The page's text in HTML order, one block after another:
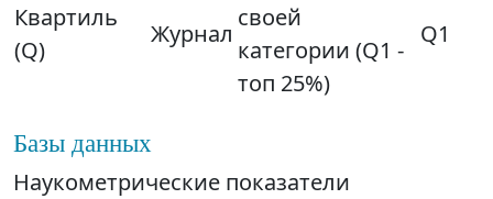
Квартиль
(Q)
Журнал
своей
категории (Q1 -
топ 25%)
Q1
Базы данных
Наукометрические показатели